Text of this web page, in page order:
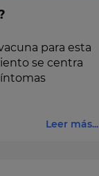
para esta
se centra
Leer más...